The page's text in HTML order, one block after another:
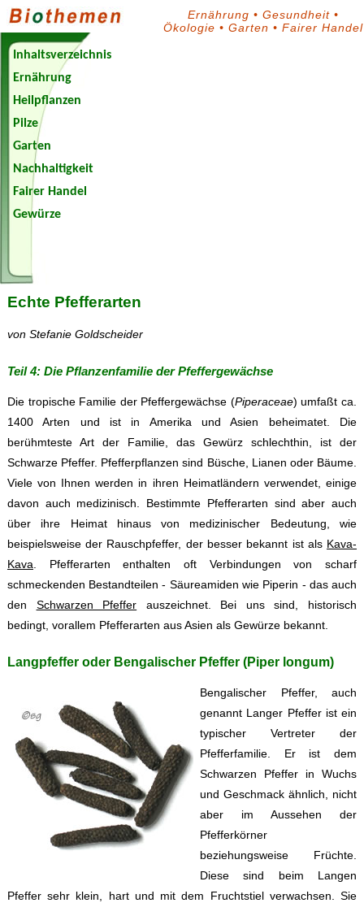
Ernährung • Gesundheit•
Ökologie • Garten • Fairer Handel
Inhaltsverzeichnis
Ernährung
Heilpflanzen
Pilze
Garten
Nachhaltigkeit
Fairer Handel
Gewürze
Echte Pfefferarten
von Stefanie Goldscheider
Teil 4: Die Pflanzenfamilie der Pfeffergewächse
Die tropische Familie der Pfeffergewächse (Piperaceae) umfaßt ca.
1400 Arten und ist in Amerika und Asien beheimatet. Die
berühmteste Art der Familie, das Gewürz schlechthin, ist der
Schwarze Pfeffer. Pfefferpflanzen sind Büsche, Lianen oder Bäume.
Viele von Ihnen werden in ihren Heimatländern verwendet, einige
davon auch medizinisch. Bestimmte Pfefferarten sind aber auch
über ihre Heimat hinaus von medizinischer Bedeutung, wie
beispielsweise der Rauschpfeffer, der besser bekannt ist als Kava-
Kava . Pfefferarten enthalten oft Verbindungen von scharf
schmeckenden Bestandteilen - Säureamiden wie Piperin - das auch
den Schwarzen Pfeffer auszeichnet. Bei uns sind, historisch
bedingt, vorallem Pfefferarten aus Asien als Gewürze bekannt.
Langpfeffer oder Bengalischer Pfeffer (Piper longum)
Bengalischer Pfeffer, auch
genannt Langer Pfeffer ist ein
typischer Vertreter der
Pfefferfamilie. Er ist dem
Schwarzen Pfeffer in Wuchs
und Geschmack ähnlich, nicht
aber im Aussehen der
Pfefferkörner
beziehungsweise Früchte.
Diese sind beim Langen
Pfeffer sehr klein, hart und mit dem Fruchtstiel verwachsen. Sie